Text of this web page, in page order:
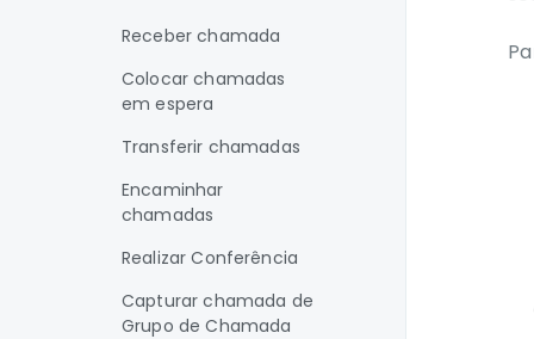
Receber chamada
Colocar chamadas
em espera
Transferir chamadas
Encaminhar
chamadas
Realizar Conferência
Capturar chamada de
Grupo de Chamada